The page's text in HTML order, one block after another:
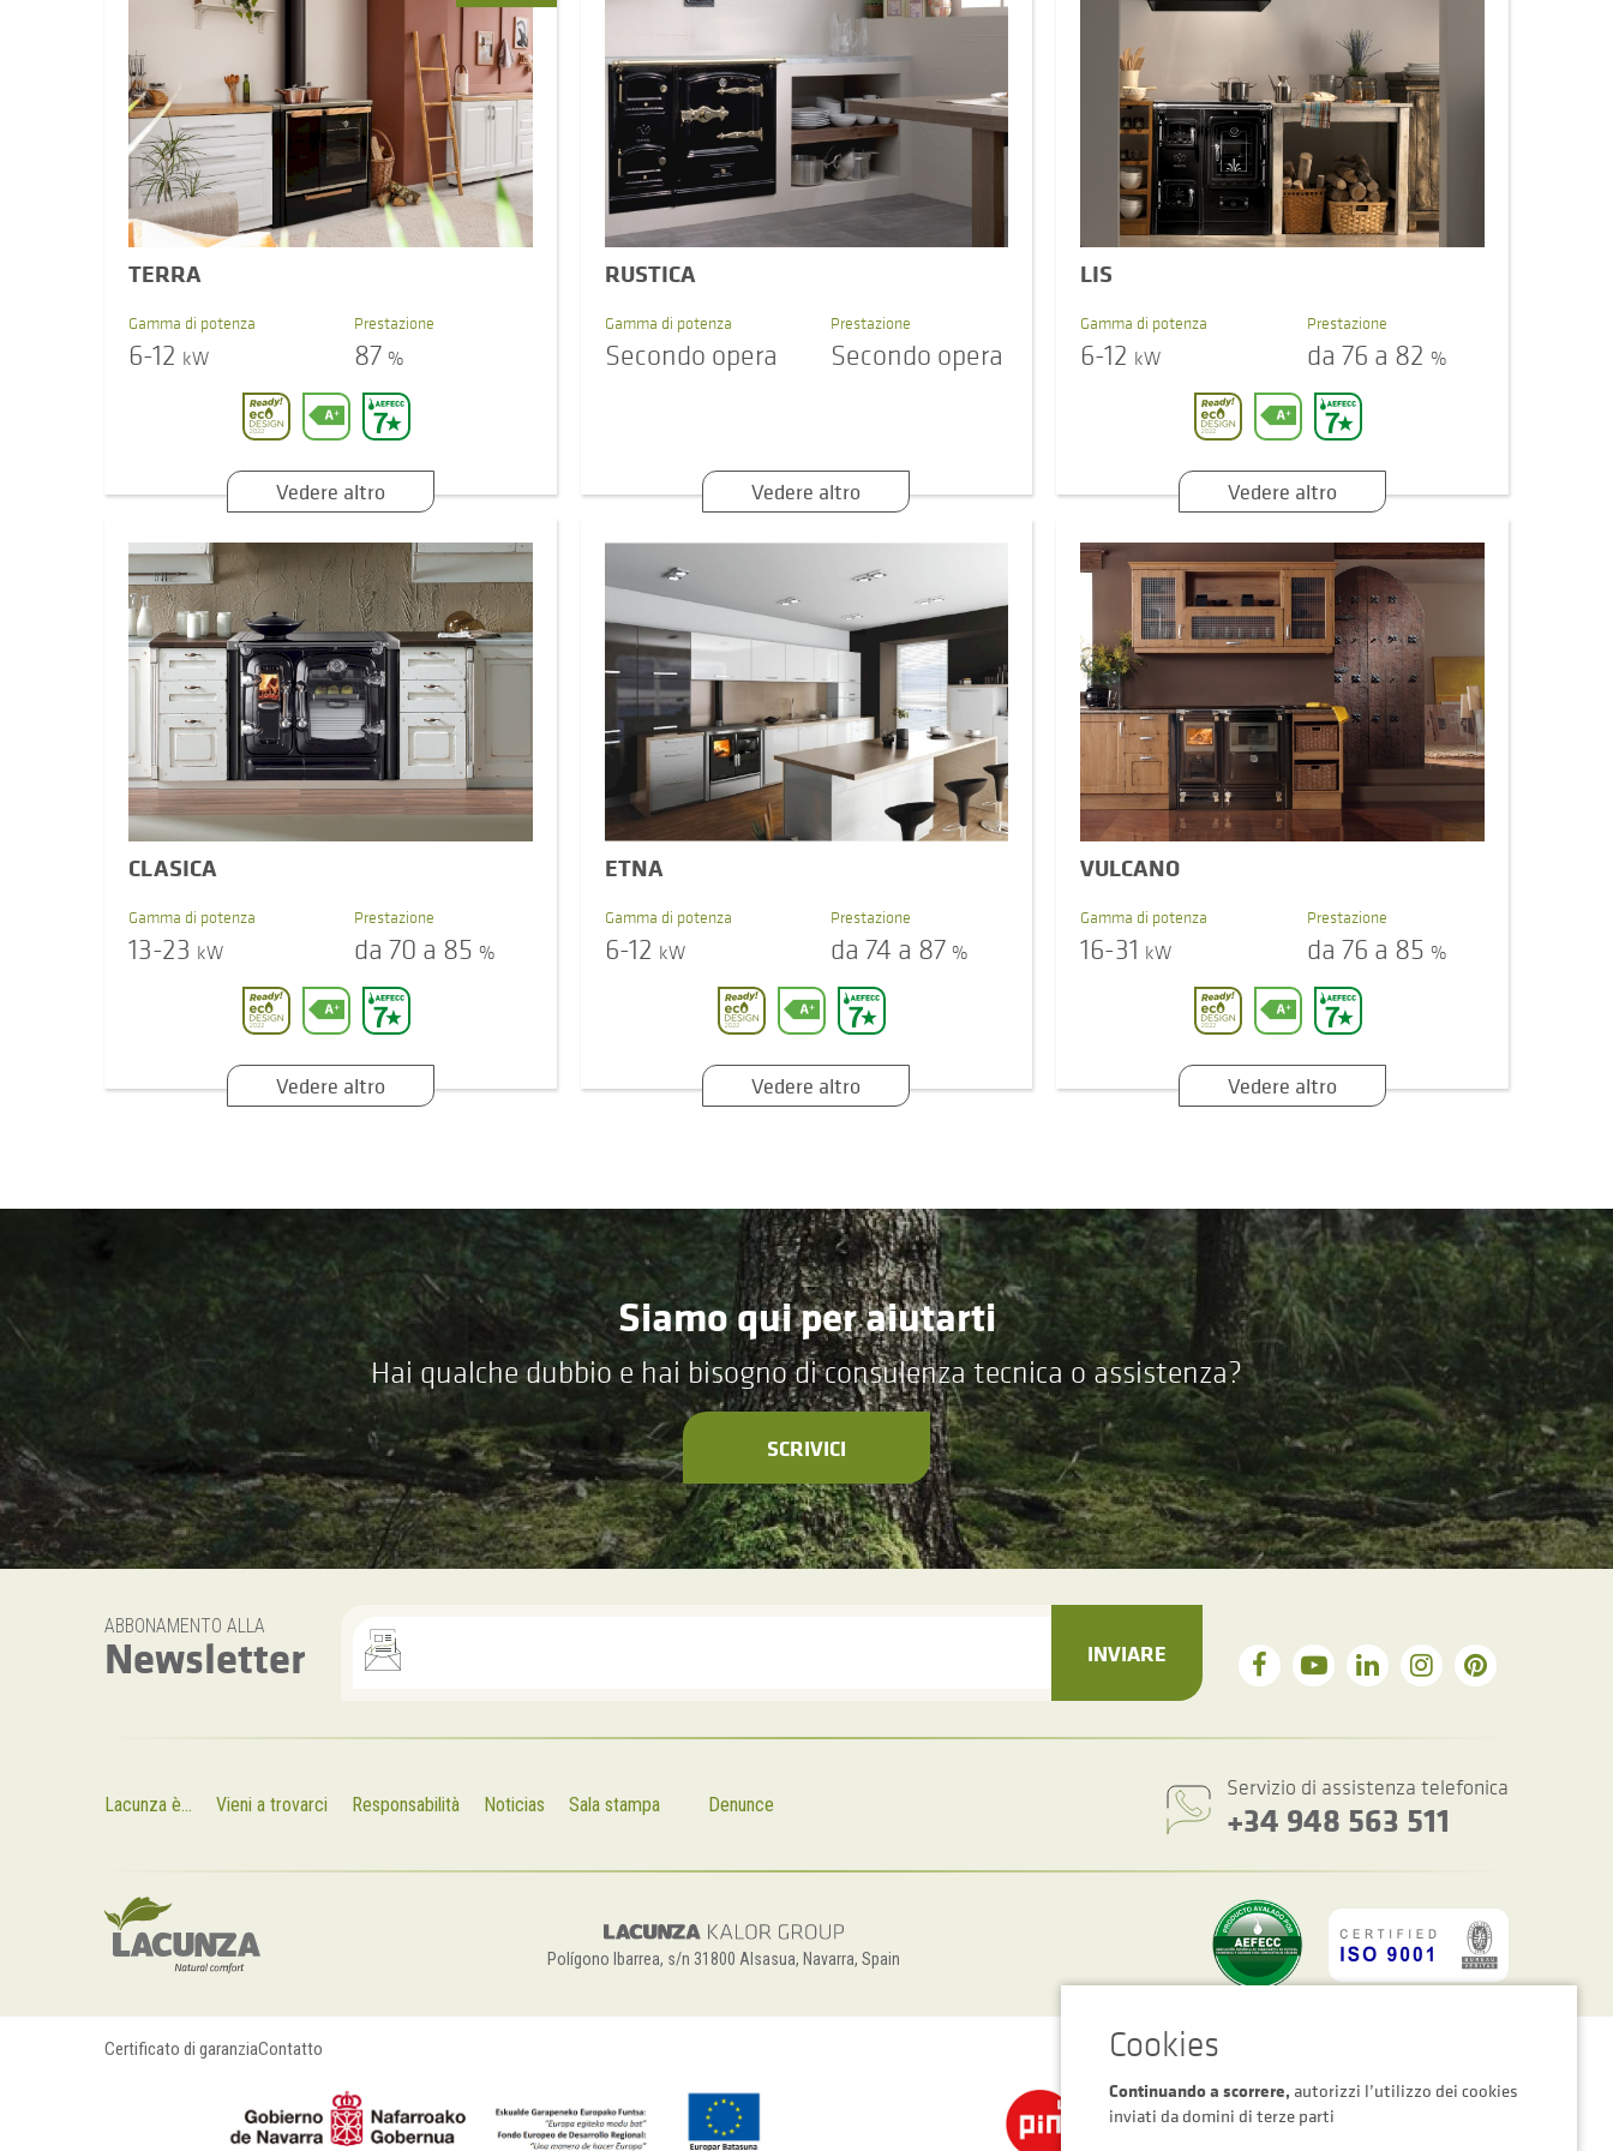
TERRA
Gamma di potenza
6-12 kW
Prestazione
87 %
Vedere altro
RUSTICA
Gamma di potenza
Secondo opera
Prestazione
Secondo opera
Vedere altro
LIS
Gamma di potenza
6-12 kW
Prestazione
da 76 a 82 %
Vedere altro
CLASICA
Gamma di potenza
13-23 kW
Prestazione
da 70 a 85 %
Vedere altro
ETNA
Gamma di potenza
6-12 kW
Prestazione
da 74 a 87 %
Vedere altro
VULCANO
Gamma di potenza
16-31 kW
Prestazione
da 76 a 85 %
Vedere altro
Siamo qui per aiutarti
Hai qualche dubbio e hai bisogno di consulenza tecnica o assistenza?
SCRIVICI
ABBONAMENTO ALLA
Newsletter INVIARE
Lacunza è... Vieni a trovarci Responsabilità Noticias Sala stampa Denunce
Servizio di assistenza telefonica
+34 948 563 511
Polígono Ibarrea, s/n 31800 Alsasua, Navarra, Spain
Certificato di garanziaContatto Impostazioni dei cookie
Continuando a scorrere, autorizzi l’utilizzo dei cookies
inviati da domini di terze parti